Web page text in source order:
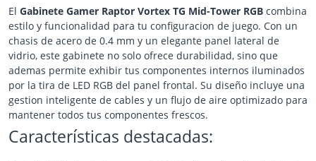
El Gabinete Gamer Raptor Vortex TG Mid-Tower RGB combina
estilo y funcionalidad para tu configuracion de juego. Con un
chasis de acero de 0.4 mm y un elegante panel lateral de
vidrio, este gabinete no solo ofrece durabilidad, sino que
ademas permite exhibir tus componentes internos iluminados
por la tira de LED RGB del panel frontal. Su diseño incluye una
gestion inteligente de cables y un flujo de aire optimizado para
mantener todos tus componentes frescos.
Características destacadas: